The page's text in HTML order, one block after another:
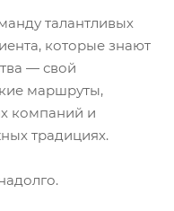
талантливых
которые знают
— свой
маршруты,
компаний и
традициях.